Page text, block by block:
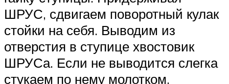
ШРУС, сдвигаем поворотный кулак
стойки на себя. Выводим из
отверстия в ступице хвостовик
ШРУСа. Если не выводится слегка
стукаем по нему молотком.